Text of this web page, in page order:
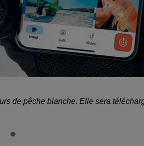
de pêche blanche. Elle sera